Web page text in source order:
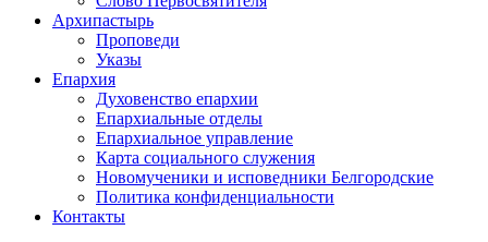
Архипастырь
Проповеди
Указы
Епархия
Духовенство епархии
Епархиальные отделы
Епархиальное управление
Карта социального служения
Новомученики и исповедники Белгородские
Политика конфиденциальности
Контакты